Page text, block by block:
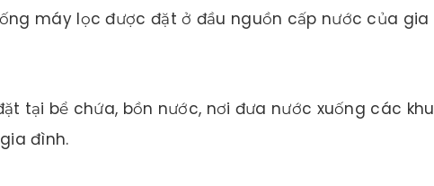
máy lọc được đặt ở đầu nguồn cấp nước của gia
tại bể chứa, bồn nước, nơi đưa nước xuống các khu
đình.